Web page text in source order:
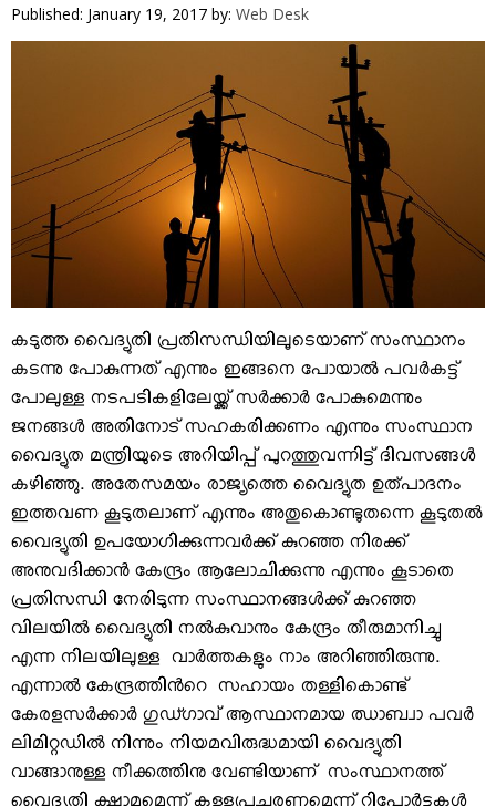
VIDEOS
YOUR SAY
TOURS & TRAVEL
GREETINGS
CLASSIFIEDS
OBITUARY
Published: January 19, 2017 by: Web Desk
കടുത്ത വൈദ്യുതി പ്രതിസന്ധിയിലൂടെയാണ് സംസ്ഥാനം
കടന്നു പോകുന്നത് എന്നും ഇങ്ങനെ പോയാല്‍ പവര്‍കട്ട്
പോലുള്ള നടപടികളിലേയ്ക്ക് സര്‍ക്കാര്‍ പോകുമെന്നും
ജനങ്ങള്‍ അതിനോട് സഹകരിക്കണം എന്നും സംസ്ഥാന
വൈദ്യുത മന്ത്രിയുടെ അറിയിപ്പ് പുറത്തുവന്നിട്ട് ദിവസങ്ങള്‍
കഴിഞ്ഞു. അതേസമയം രാജ്യത്തെ വൈദ്യുത ഉത്പാദനം
ഇത്തവണ കൂടുതലാണ് എന്നും അതുകൊണ്ടുതന്നെ കൂടുതല്‍
വൈദ്യുതി ഉപയോഗിക്കുന്നവര്‍ക്ക് കുറഞ്ഞ നിരക്ക്
അനുവദിക്കാന്‍ കേന്ദ്രം ആലോചിക്കുന്നു എന്നും കൂടാതെ
പ്രതിസന്ധി നേരിടുന്ന സംസ്ഥാനങ്ങള്‍ക്ക് കുറഞ്ഞ
വിലയില്‍ വൈദ്യുതി നല്‍കുവാനും കേന്ദ്രം തീരുമാനിച്ചു
എന്ന നിലയിലുള്ള വാര്‍ത്തകളും നാം അറിഞ്ഞിരുന്നു.
എന്നാല്‍ കേന്ദ്രത്തിന്‍റെ സഹായം തള്ളികൊണ്ട്
കേരളസര്‍ക്കാര്‍ ഗുഡ്ഗാവ് ആസ്ഥാനമായ ഝാബ്വാ പവര്‍
ലിമിറ്റഡില്‍ നിന്നും നിയമവിരുദ്ധമായി വൈദ്യുതി
വാങ്ങാനുള്ള നീക്കത്തിനു വേണ്ടിയാണ് സംസ്ഥാനത്ത്